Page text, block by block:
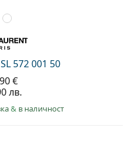
572 001 50
€
лв.
& в наличност